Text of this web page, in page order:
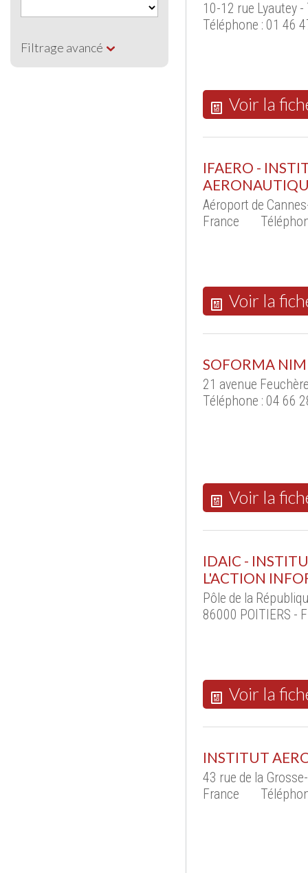
Filtrage avancé
10-12 rue Lyautey
Téléphone : 01 46
Voir la
IFAERO -
Aéroport de
France
Voir la
SOFORMA
21 avenue
Téléphone : 04 66
Voir la
IDAIC -
L'ACTION
Pôle de la
86000 POITIERS -
Voir la
INSTITUT
43 rue de la
France